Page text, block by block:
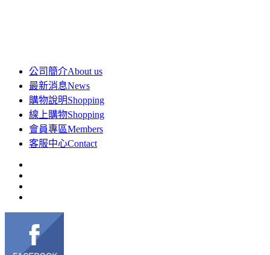
公司簡介About us
最新消息News
購物說明Shopping
線上購物Shopping
會員專區Members
客服中心Contact